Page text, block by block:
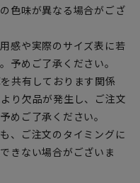
色味が異なる場合がござ
感や実際のサイズ表に若
予めご了承ください。
共有しております関係
り欠品が発生し、ご注文
めご了承ください。
、ご注文のタイミングに
きない場合がございま